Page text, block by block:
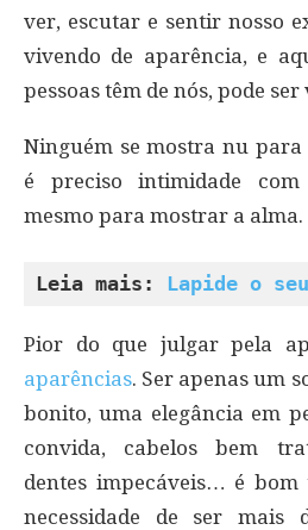
ver, escutar e sentir nosso
vivendo de aparência, e
pessoas têm de nós, pode
Ninguém se mostra nu
é preciso intimidade
mesmo para mostrar a alma.
Leia mais: Lapide o
Pior do que julgar pela
aparências. Ser apenas um
bonito, uma elegância em
convida, cabelos bem
dentes impecáveis… é bom
necessidade de ser mais